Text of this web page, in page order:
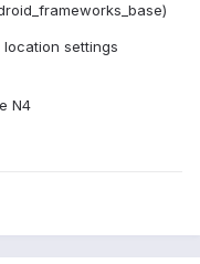
settings
N4